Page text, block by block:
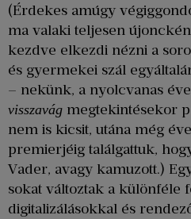
(Érdekes amúgy
ma valaki teljesen
kezdve elkezdi nézni a
és gyermekei szál
– nekünk, a nyolcvanas
visszavág megtekintésekor
nem is kicsit, utána még
premierjéig találgattuk,
Vader, avagy kamuzott.)
sokat változtak a különféle
digitalizálásokkal és